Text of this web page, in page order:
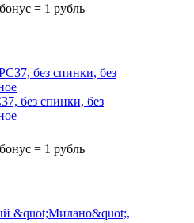
= 1 рубль
без спинки, без
= 1 рубль